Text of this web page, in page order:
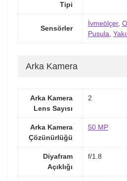
Tipi
Sensörler
İvmeölçer,
Pusula,
Arka Kamera
Arka Kamera
Lens Sayısı
2
Arka Kamera
Çözünürlüğü
50 MP
Diyafram
Açıklığı
f/1.8